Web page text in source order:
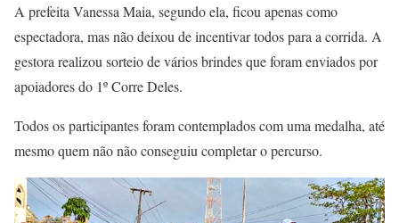
A prefeita Vanessa Maia, segundo ela, ficou apenas como
espectadora, mas não deixou de incentivar todos para a corrida. A
gestora realizou sorteio de vários brindes que foram enviados por
apoiadores do 1º Corre Deles.
Todos os participantes foram contemplados com uma medalha, até
mesmo quem não não conseguiu completar o percurso.